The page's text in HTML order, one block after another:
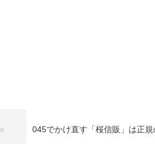
045でかけ直す「桜信販」は正